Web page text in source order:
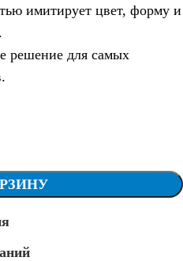
имитирует цвет, форму и
решение для самых